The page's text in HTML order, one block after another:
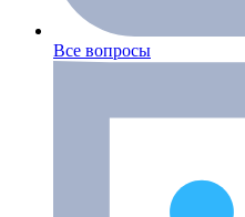
Все вопросы